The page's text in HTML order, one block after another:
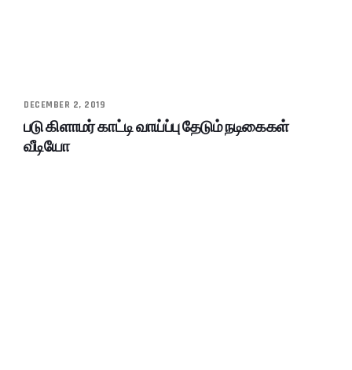
DECEMBER 2, 2019
படு கிளாமர் காட்டி வாய்ப்பு தேடும் நடிகைகள்
வீடியோ